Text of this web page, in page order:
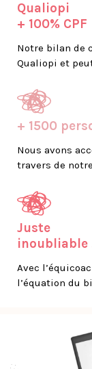
Qualiopi
+ 100% CPF
Notre bilan de
Qualiopi et
+ 1500
Nous avons
travers de
Juste
inoubliable
Avec
l’équation du